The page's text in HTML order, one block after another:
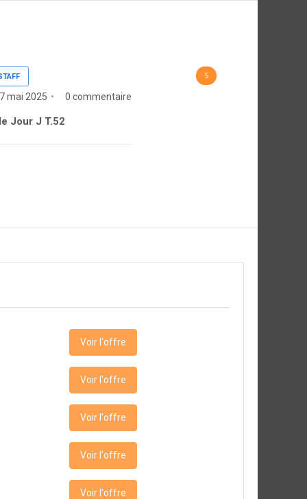
5
mai 2025 0 commentaire
Jour J T.52
Voir l'offre
Voir l'offre
Voir l'offre
Voir l'offre
Voir l'offre